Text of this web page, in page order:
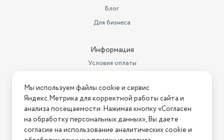
Блог
Для бизнеса
Информация
Условия оплаты
Условия возврата
Нашли ошибку на сайте? Напишите нам
2026 © Интернет-магазин "АстМаркет". У нас есть всё!
Мы используем файлы cookie и сервис
Яндекс.Метрика для корректной работы сайта и
анализа посещаемости. Нажимая кнопку «Согласен
на обработку персональных данных», Вы даете
согласие на использование аналитических cookie и